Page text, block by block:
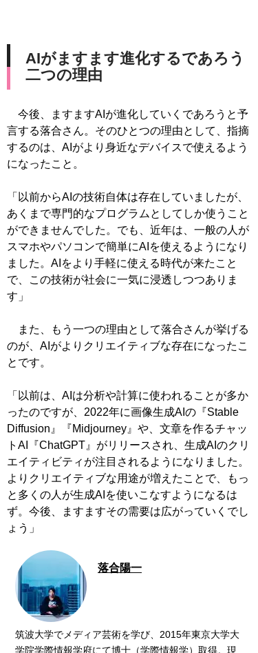
AIがますます進化するであろう
二つの理由
今後、ますますAIが進化していくであろうと予
言する落合さん。そのひとつの理由として、指摘
するのは、AIがより身近なデバイスで使えるよう
になったこと。
「以前からAIの技術自体は存在していましたが、
あくまで専門的なプログラムとしてしか使うこと
ができませんでした。でも、近年は、一般の人が
スマホやパソコンで簡単にAIを使えるようになり
ました。AIをより手軽に使える時代が来たこと
で、この技術が社会に一気に浸透しつつありま
す」
また、もう一つの理由として落合さんが挙げる
のが、AIがよりクリエイティブな存在になったこ
とです。
「以前は、AIは分析や計算に使われることが多か
ったのですが、2022年に画像生成AIの『Stable
Diffusion』『Midjourney』や、文章を作るチャッ
トAI『ChatGPT』がリリースされ、生成AIのクリ
エイティビティが注目されるようになりました。
よりクリエイティブな用途が増えたことで、もっ
と多くの人が生成AIを使いこなすようになるは
ず。今後、ますますその需要は広がっていくでし
ょう」
落合陽一
筑波大学でメディア芸術を学び、2015年東京大学大
学院学際情報学府にて博士（学際情報学）取得。現